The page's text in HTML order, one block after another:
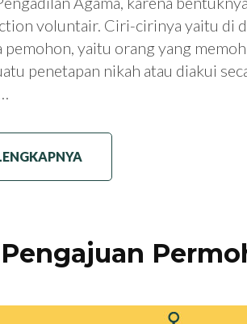
voluntair. Ciri-cirinya yaitu di
pemohon, yaitu orang yang
penetapan nikah atau diakui